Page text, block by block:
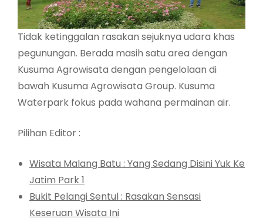
Tidak ketinggalan rasakan sejuknya udara khas
pegunungan. Berada masih satu area dengan
Kusuma Agrowisata dengan pengelolaan di
bawah Kusuma Agrowisata Group. Kusuma
Waterpark fokus pada wahana permainan air.
Pilihan Editor :
Wisata Malang Batu : Yang Sedang Disini Yuk Ke
Jatim Park 1
Bukit Pelangi Sentul : Rasakan Sensasi
Keseruan Wisata Ini